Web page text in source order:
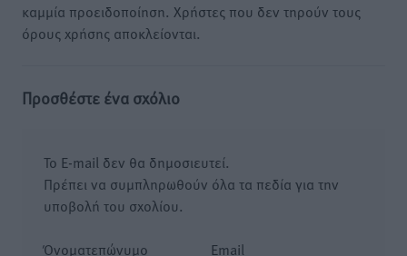
καμμία προειδοποίηση. Χρήστες που δεν τηρούν τους
όρους χρήσης αποκλείονται.
Προσθέστε ένα σχόλιο
Το E-mail δεν θα δημοσιευτεί.
Πρέπει να συμπληρωθούν όλα τα πεδία για την
υποβολή του σχολίου.
Όνοματεπώνυμο Email